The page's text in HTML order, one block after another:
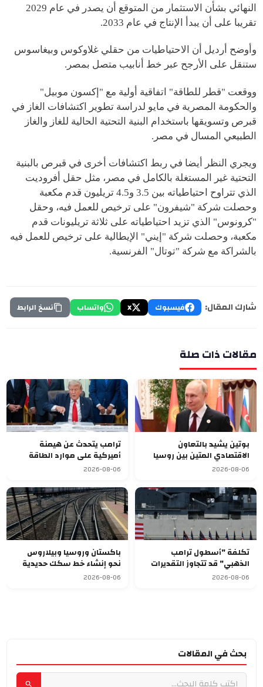
النهائي بشأن الاستثمار من المتوقع أن يصدر في عام 2029
تقريبا على أن يبدأ الإنتاج في عام 2033.
وأوضح أرديل أن الاحتياطيات من حقلي غلاوكوس وبيغاسوس
ستنقل على الأرجح عبر خط أنابيب متصل بمصر.
ووقعت "قطر للطاقة" اتفاقية أولية مع "إكسون موبيل"
والحكومة المصرية في مايو لدراسة تطوير اكتشافات الغاز في
قبرص وتسويقها باستخدام البنية التحتية الحالية للغاز والغاز
الطبيعي المسال في مصر.
ويجري النظر أيضا في ربط اكتشافات أخرى في قبرص بالبنية
التحتية غير المستغلة بالكامل في مصر، مثل حقل أفروديت
الذي تتراوح احتياطياته بين 3.5 و4.5 تريليون قدم مكعبة
وحصلت شركة "شيفرون" على ترخيص للعمل فيه، وحقل
"كرونوس" الذي تزيد احتياطياته على ثلاثة تريليونات قدم
مكعبة، وحصلت شركة "إيني" الإيطالية على ترخيص للعمل فيه
بالشراكة مع شركة "توتال" الفرنسية.
شارك المقال: فيسبوك X واتساب نسخ الرابط
مقالات ذات صلة
بوتين يشيد بالتعاون
الاقتصادي المتين بين روسيا
وقرغيزستان
2026-08-06
ترامب يتحدث عن هيمنة
أميركية على موارد الطاقة
العالمية بعد ضم فنزويلا
2026-08-06
تكلفة "أسطول ترامب
الذهبي" قد تتجاوز التقديرات
وتصل إلى 275 مليار دولار
2026-08-06
باكستان وروسيا وبيلاروس
نحو إنشاء خط سكك حديدية
للشحن
2026-08-06
بحث في المقالات